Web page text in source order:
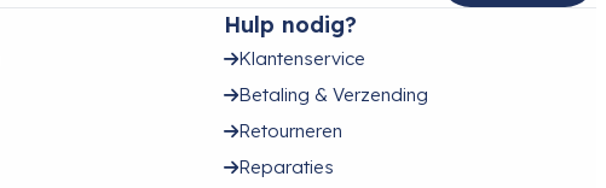
Hulp nodig?
Klantenservice
Betaling & Verzending
Retourneren
Reparaties